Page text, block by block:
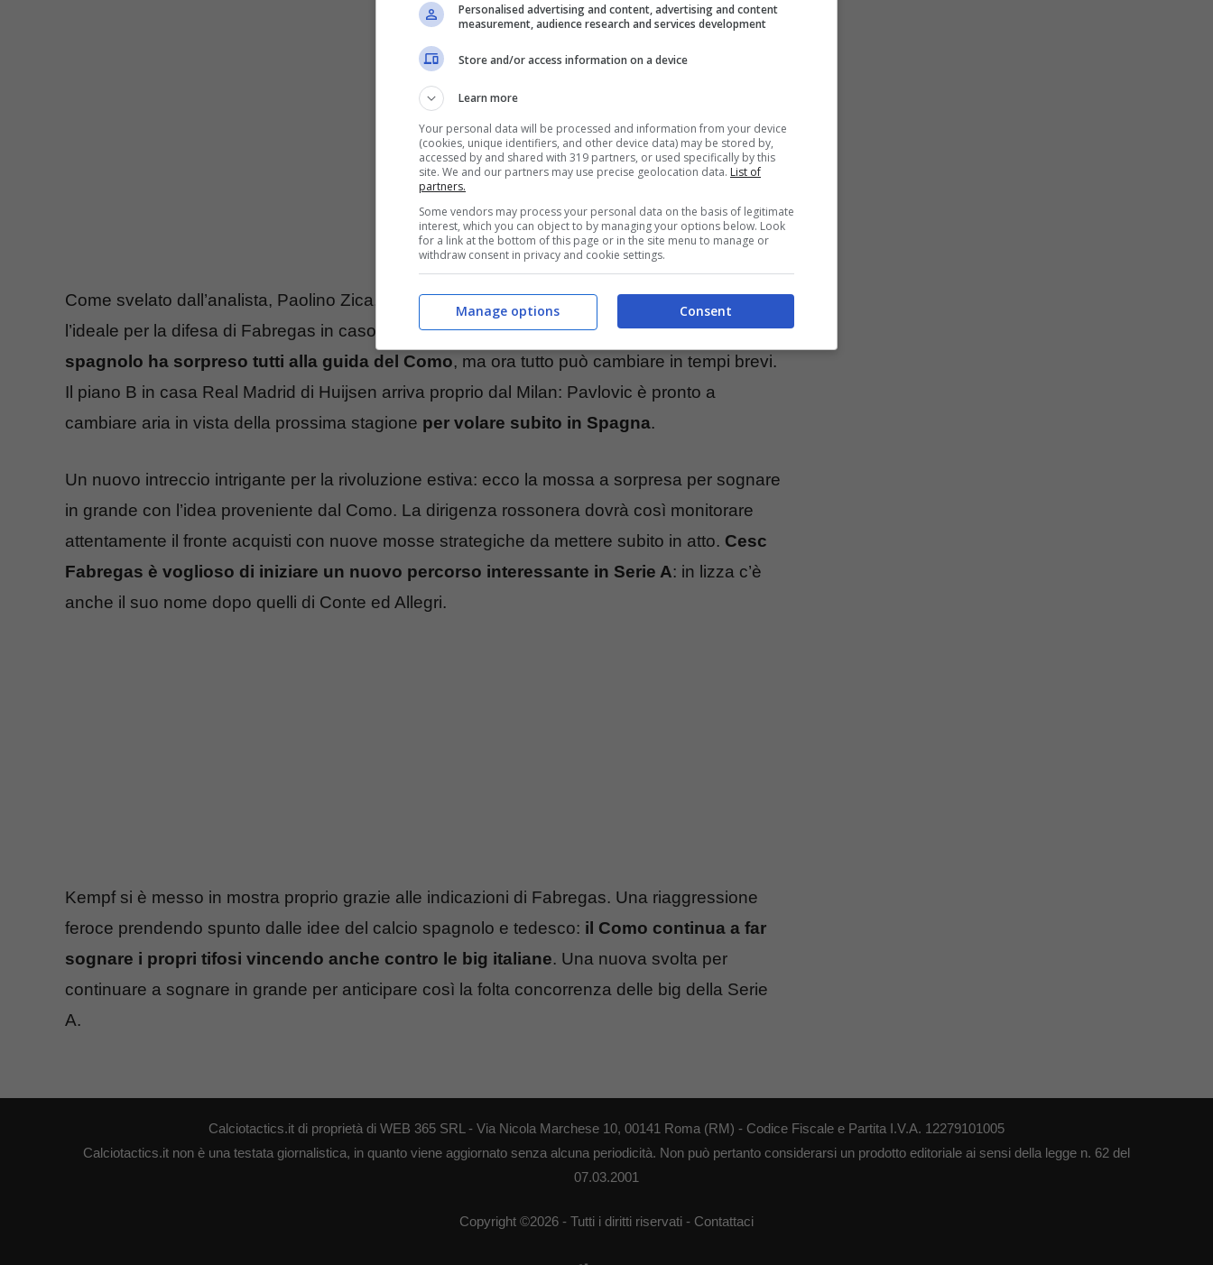
Come svelato dall’analista, Paolino Zica, intervistato dal canale di pianetamilan, Kempf è
l’ideale per la difesa di Fabregas in caso di arrivo sulla panchina dei rossoneri.L’allenatore
spagnolo ha sorpreso tutti alla guida del Como, ma ora tutto può cambiare in tempi brevi.
Il piano B in casa Real Madrid di Huijsen arriva proprio dal Milan: Pavlovic è pronto a
cambiare aria in vista della prossima stagione per volare subito in Spagna.
Un nuovo intreccio intrigante per la rivoluzione estiva: ecco la mossa a sorpresa per sognare
in grande con l’idea proveniente dal Como. La dirigenza rossonera dovrà così monitorare
attentamente il fronte acquisti con nuove mosse strategiche da mettere subito in atto. Cesc
Fabregas è voglioso di iniziare un nuovo percorso interessante in Serie A: in lizza c’è
anche il suo nome dopo quelli di Conte ed Allegri.
Kempf si è messo in mostra proprio grazie alle indicazioni di Fabregas. Una riaggressione
feroce prendendo spunto dalle idee del calcio spagnolo e tedesco: il Como continua a far
sognare i propri tifosi vincendo anche contro le big italiane. Una nuova svolta per
continuare a sognare in grande per anticipare così la folta concorrenza delle big della Serie
A.
Calciotactics.it di proprietà di WEB 365 SRL - Via Nicola Marchese 10, 00141 Roma (RM) - Codice Fiscale e Partita I.V.A. 12279101005
Calciotactics.it non è una testata giornalistica, in quanto viene aggiornato senza alcuna periodicità. Non può pertanto considerarsi un prodotto editoriale ai sensi della legge n. 62 del
07.03.2001
Copyright ©2026 - Tutti i diritti riservati - Contattaci
Personalised advertising and content, advertising and content
measurement, audience research and services development
Store and/or access information on a device
Learn more
Your personal data will be processed and information from your device
(cookies, unique identifiers, and other device data) may be stored by,
accessed by and shared with 319 partners, or used specifically by this
site. We and our partners may use precise geolocation data. List of
partners.
Some vendors may process your personal data on the basis of legitimate
interest, which you can object to by managing your options below. Look
for a link at the bottom of this page or in the site menu to manage or
withdraw consent in privacy and cookie settings.
Consent
Manage options